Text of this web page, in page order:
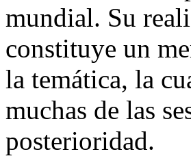
mundial. Su
constituye un
la temática, la
muchas de las
posterioridad.